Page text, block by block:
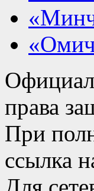
права
При
ссылка